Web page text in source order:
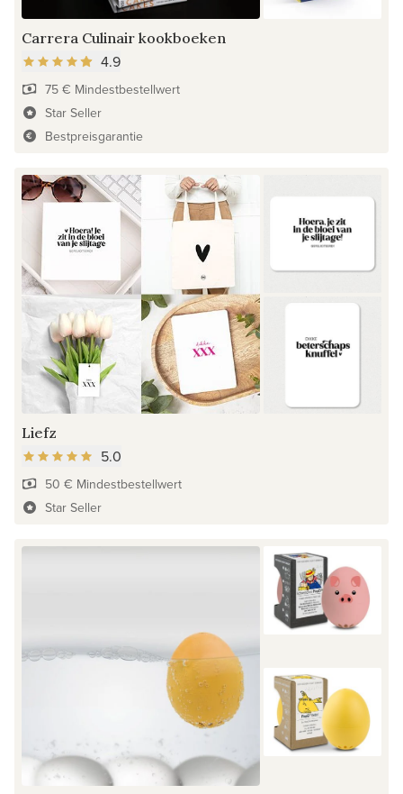
Carrera Culinair kookboeken
4.9
75 € Mindestbestellwert
Star Seller
Bestpreisgarantie
Liefz
5.0
50 € Mindestbestellwert
Star Seller